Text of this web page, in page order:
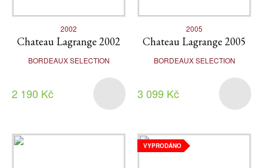
2002
Chateau Lagrange 2002
BORDEAUX SELECTION
2 190 Kč
2005
Chateau Lagrange 2005
BORDEAUX SELECTION
3 099 Kč
VYPRODÁNO